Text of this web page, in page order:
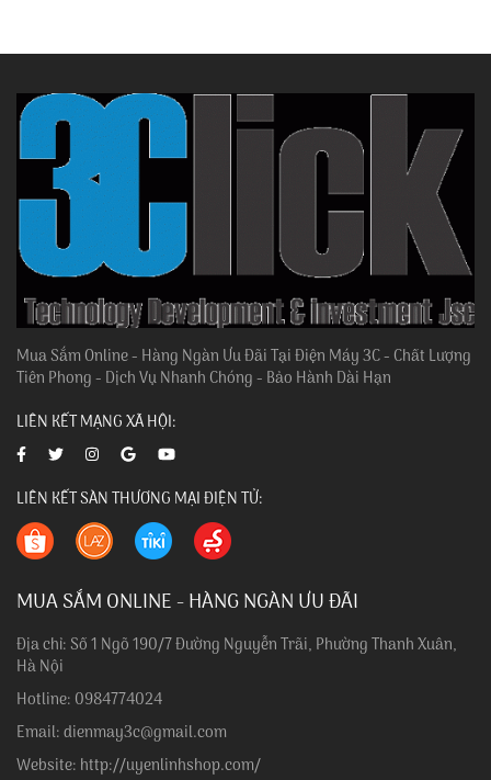
Mua Sắm Online - Hàng Ngàn Ưu Đãi Tại Điện Máy 3C - Chất Lượng
Tiên Phong - Dịch Vụ Nhanh Chóng - Bảo Hành Dài Hạn
LIÊN KẾT MẠNG XÃ HỘI:
LIÊN KẾT SÀN THƯƠNG MẠI ĐIỆN TỬ:
MUA SẮM ONLINE - HÀNG NGÀN ƯU ĐÃI
Địa chỉ: Số 1 Ngõ 190/7 Đường Nguyễn Trãi, Phường Thanh Xuân,
Hà Nội
Hotline: 0984774024
Email: dienmay3c@gmail.com
Website: http://uyenlinhshop.com/